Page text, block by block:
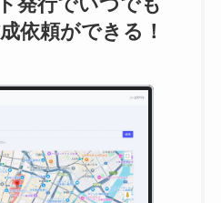
依頼ができる！